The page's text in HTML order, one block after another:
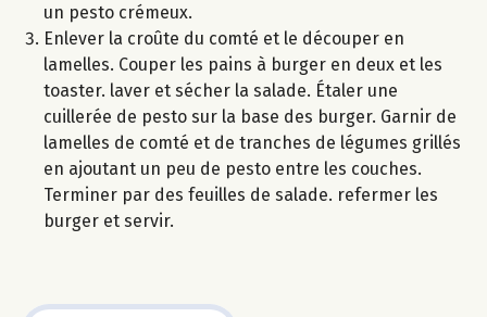
un pesto crémeux.
Enlever la croûte du comté et le découper en
lamelles. Couper les pains à burger en deux et les
toaster. laver et sécher la salade. Étaler une
cuillerée de pesto sur la base des burger. Garnir de
lamelles de comté et de tranches de légumes grillés
en ajoutant un peu de pesto entre les couches.
Terminer par des feuilles de salade. refermer les
burger et servir.